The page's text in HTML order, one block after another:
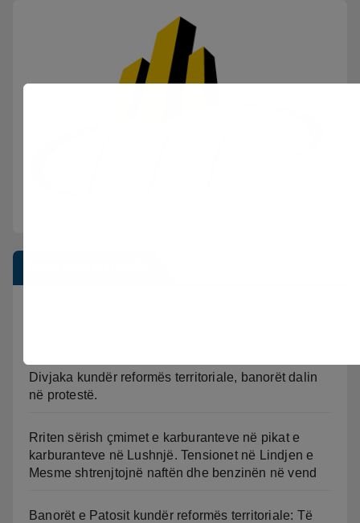
Divjaka kundër reformës territoriale, banorët dalin
në protestë.
Rriten sërish çmimet e karburanteve në pikat e
karburanteve në Lushnjë. Tensionet në Lindjen e
Mesme shtrenjtojnë naftën dhe benzinën në vend
Banorët e Patosit kundër reformës territoriale: Të